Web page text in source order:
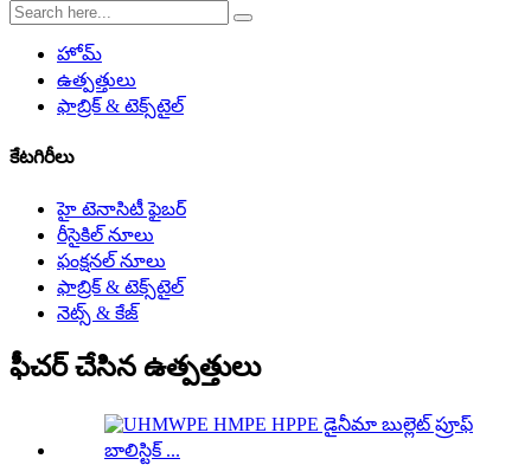
హోమ్
ఉత్పత్తులు
ఫాబ్రిక్ & టెక్స్‌టైల్
కేటగిరీలు
హై టెనాసిటీ ఫైబర్
రీసైకిల్ నూలు
ఫంక్షనల్ నూలు
ఫాబ్రిక్ & టెక్స్‌టైల్
నెట్స్ & కేజ్
ఫీచర్ చేసిన ఉత్పత్తులు